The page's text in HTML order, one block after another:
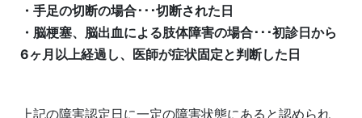
・手足の切断の場合･･･切断された日
・脳梗塞、脳出血による肢体障害の場合･･･初診日から
6ヶ月以上経過し、医師が症状固定と判断した日
上記の障害認定日に一定の障害状態にあると認められ